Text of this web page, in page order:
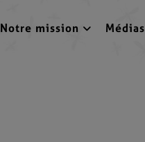
Notre mission Médias